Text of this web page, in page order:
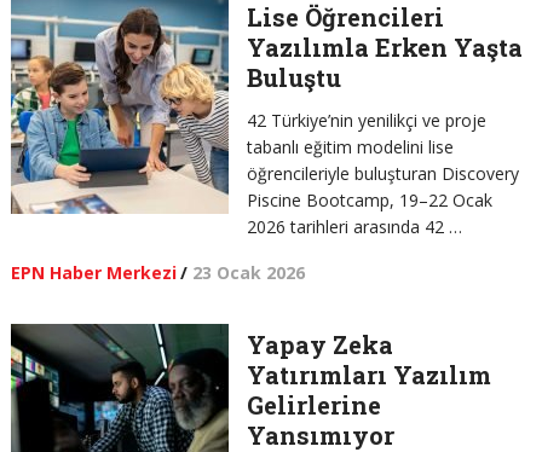
Lise Öğrencileri
Yazılımla Erken Yaşta
Buluştu
42 Türkiye’nin yenilikçi ve proje
tabanlı eğitim modelini lise
öğrencileriyle buluşturan Discovery
Piscine Bootcamp, 19–22 Ocak
2026 tarihleri arasında 42 …
EPN Haber Merkezi/ 23 Ocak 2026
Yapay Zeka
Yatırımları Yazılım
Gelirlerine
Yansımıyor